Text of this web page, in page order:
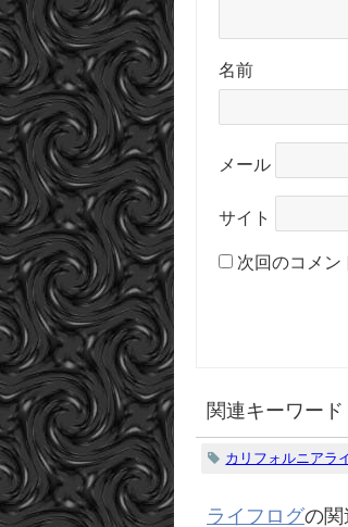
名前
メール
サイト
次回のコメン
関連キーワード
カリフォルニアラ
ライフログの関